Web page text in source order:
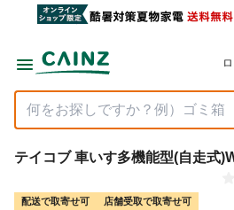
テイコブ 車いす多機能型(自走式
配送で取寄せ可 店舗受取で取寄せ可